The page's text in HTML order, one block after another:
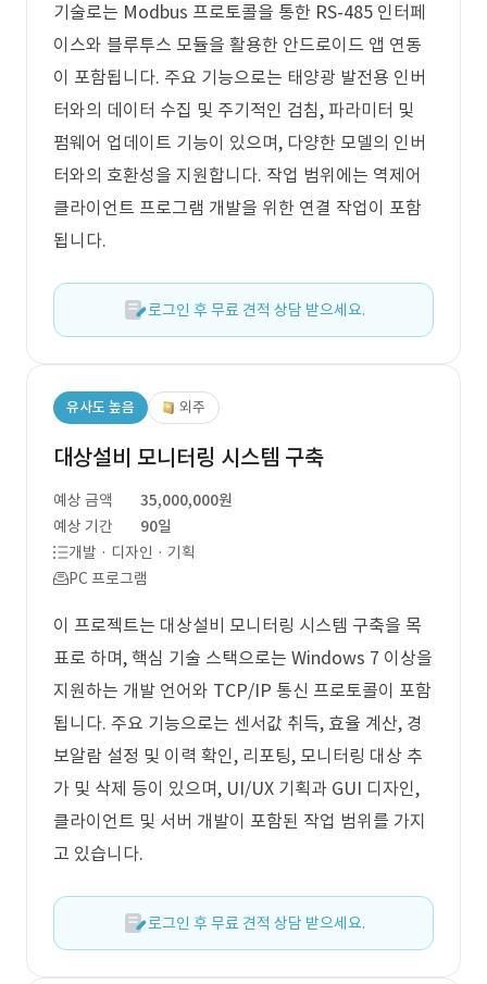
기술로는 Modbus 프로토콜을 통한 RS-485 인터페
이스와 블루투스 모듈을 활용한 안드로이드 앱 연동
이 포함됩니다. 주요 기능으로는 태양광 발전용 인버
터와의 데이터 수집 및 주기적인 검침, 파라미터 및
펌웨어 업데이트 기능이 있으며, 다양한 모델의 인버
터와의 호환성을 지원합니다. 작업 범위에는 역제어
클라이언트 프로그램 개발을 위한 연결 작업이 포함
됩니다.
로그인 후 무료 견적 상담 받으세요.
유사도 높음 외주
대상설비 모니터링 시스템 구축
예상 금액
35,000,000원
예상 기간
90일
개발 · 디자인 · 기획
PC 프로그램
이 프로젝트는 대상설비 모니터링 시스템 구축을 목
표로 하며, 핵심 기술 스택으로는 Windows 7 이상을
지원하는 개발 언어와 TCP/IP 통신 프로토콜이 포함
됩니다. 주요 기능으로는 센서값 취득, 효율 계산, 경
보알람 설정 및 이력 확인, 리포팅, 모니터링 대상 추
가 및 삭제 등이 있으며, UI/UX 기획과 GUI 디자인,
클라이언트 및 서버 개발이 포함된 작업 범위를 가지
고 있습니다.
로그인 후 무료 견적 상담 받으세요.